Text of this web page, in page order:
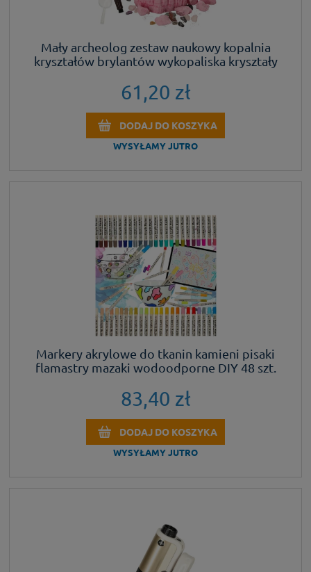
Mały archeolog zestaw naukowy kopalnia
kryształów brylantów wykopaliska kryształy
61,20 zł
DODAJ DO KOSZYKA
WYSYŁAMY JUTRO
Markery akrylowe do tkanin kamieni pisaki
flamastry mazaki wodoodporne DIY 48 szt.
83,40 zł
DODAJ DO KOSZYKA
WYSYŁAMY JUTRO